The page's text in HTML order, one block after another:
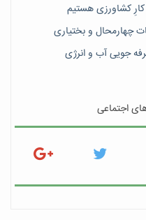
کشاورزی هستیم
جویی آب و انرژی
اجتماعی